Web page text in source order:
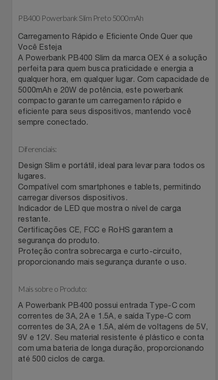
Filmes
Informática
Jardim
Jogos E Consoles
Mercado
Natal
Notebooks E Tablet
Páscoa
Perfumaria
Lity
Loccitane Au Bresil
Loccitane En Provence
Magalu
Meu Resgate Favorito
Mormaii
Multi
Natura
Netshoes
Portal Das Malas
Netshoes
Pet Love Saúde
Ponto Frio
Pontos Por Opiniões
Portal Das Malas
Sams Club
Topstore
PB400 Powerbank Slim Preto 5000mAh
Carregamento Rápido e Eficiente Onde Quer que
Você Esteja
A Powerbank PB400 Slim da marca OEX é a solução
perfeita para quem busca praticidade e energia a
qualquer hora, em qualquer lugar. Com capacidade de
5000mAh e 20W de potência, este powerbank
compacto garante um carregamento rápido e
eficiente para seus dispositivos, mantendo você
sempre conectado.
Diferenciais:
Design Slim e portátil, ideal para levar para todos os
lugares.
Compatível com smartphones e tablets, permitindo
carregar diversos dispositivos.
Indicador de LED que mostra o nível de carga
restante.
Certificações CE, FCC e RoHS garantem a
segurança do produto.
Proteção contra sobrecarga e curto-circuito,
proporcionando mais segurança durante o uso.
Mais sobre o Produto:
A Powerbank PB400 possui entrada Type-C com
correntes de 3A, 2A e 1.5A, e saída Type-C com
correntes de 3A, 2A e 1.5A, além de voltagens de 5V,
9V e 12V. Seu material resistente é plástico e conta
com uma bateria de longa duração, proporcionando
até 500 ciclos de carga.